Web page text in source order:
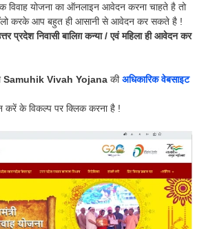
विवाह योजना का ऑनलाइन आवेदन करना चाहते है तो
करके आप बहुत ही आसानी से आवेदन कर सकते है !
प्रदेश निवासी बालिग़ कन्या / एवं महिला ही आवेदन कर
Samuhik Vivah Yojana कीअधिकारिक वेबसाइट
के विकल्प पर क्लिक करना है !